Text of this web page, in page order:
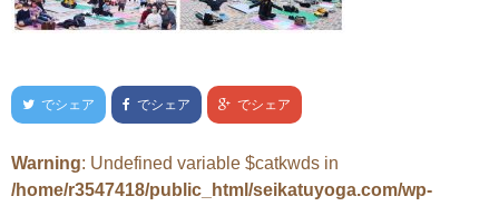
でシェア でシェア でシェア
Warning: Undefined variable $catkwds in
/home/r3547418/public_html/seikatuyoga.com/wp-